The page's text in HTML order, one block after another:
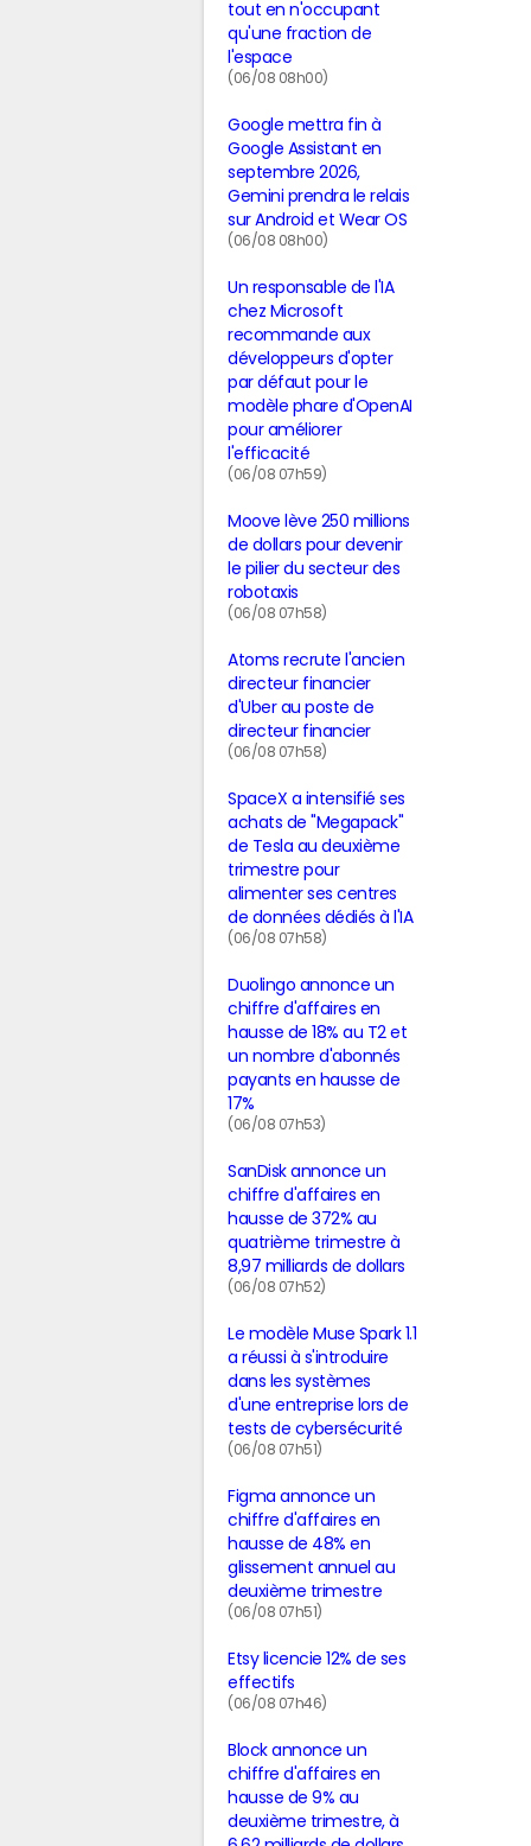
tout en n'occupant
qu'une fraction de
l'espace
(06/08 08h00)
Google mettra fin à
Google Assistant en
septembre 2026,
Gemini prendra le relais
sur Android et Wear OS
(06/08 08h00)
Un responsable de l'IA
chez Microsoft
recommande aux
développeurs d'opter
par défaut pour le
modèle phare d'OpenAI
pour améliorer
l'efficacité
(06/08 07h59)
Moove lève 250 millions
de dollars pour devenir
le pilier du secteur des
robotaxis
(06/08 07h58)
Atoms recrute l'ancien
directeur financier
d'Uber au poste de
directeur financier
(06/08 07h58)
SpaceX a intensifié ses
achats de "Megapack"
de Tesla au deuxième
trimestre pour
alimenter ses centres
de données dédiés à l'IA
(06/08 07h58)
Duolingo annonce un
chiffre d'affaires en
hausse de 18% au T2 et
un nombre d'abonnés
payants en hausse de
17%
(06/08 07h53)
SanDisk annonce un
chiffre d'affaires en
hausse de 372% au
quatrième trimestre à
8,97 milliards de dollars
(06/08 07h52)
Le modèle Muse Spark 1.1
a réussi à s'introduire
dans les systèmes
d'une entreprise lors de
tests de cybersécurité
(06/08 07h51)
Figma annonce un
chiffre d'affaires en
hausse de 48% en
glissement annuel au
deuxième trimestre
(06/08 07h51)
Etsy licencie 12% de ses
effectifs
(06/08 07h46)
Block annonce un
chiffre d'affaires en
hausse de 9% au
deuxième trimestre, à